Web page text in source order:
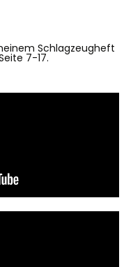
Schlagzeugheft
7-17.